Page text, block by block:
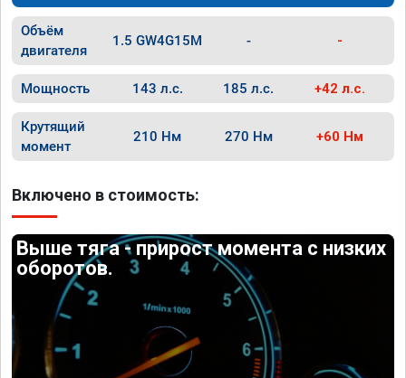
Объём
двигателя
1.5 GW4G15M - -
Мощность 143 л.с. 185 л.с. +42 л.с.
Крутящий
момент
210 Нм 270 Нм +60 Нм
Включено в стоимость:
Выше тяга - прирост момента с низких
оборотов.